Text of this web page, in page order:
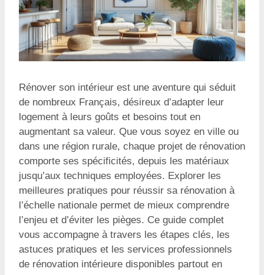
Rénover son intérieur est une aventure qui séduit
de nombreux Français, désireux d’adapter leur
logement à leurs goûts et besoins tout en
augmentant sa valeur. Que vous soyez en ville ou
dans une région rurale, chaque projet de rénovation
comporte ses spécificités, depuis les matériaux
jusqu’aux techniques employées. Explorer les
meilleures pratiques pour réussir sa rénovation à
l’échelle nationale permet de mieux comprendre
l’enjeu et d’éviter les pièges. Ce guide complet
vous accompagne à travers les étapes clés, les
astuces pratiques et les services professionnels
de rénovation intérieure disponibles partout en